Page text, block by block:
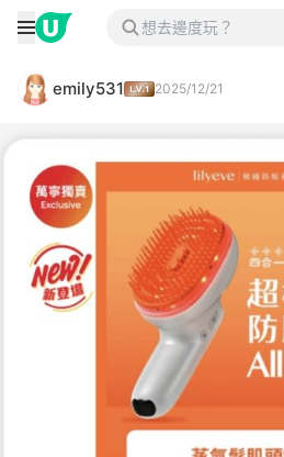
emily531 2025/12/21